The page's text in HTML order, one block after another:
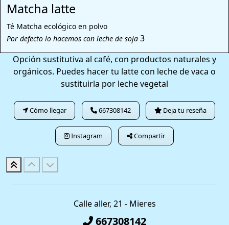
Matcha latte
Té Matcha ecológico en polvo
Por defecto lo hacemos con leche de soja 3
Opción sustitutiva al café, con productos naturales y
orgánicos. Puedes hacer tu latte con leche de vaca o
sustituirla por leche vegetal
Cómo llegar 667308142 Deja tu reseña
Instagram Compartir
Calle aller, 21 - Mieres
667308142